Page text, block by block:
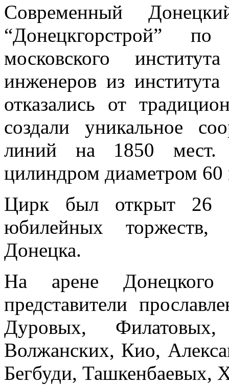
Современный
“Донецкгорстрой”
московского
инженеров из
отказались от
создали уникальное
линий на 1850 мест.
цилиндром диаметром 60
Цирк был открыт 26
юбилейных
Донецка.
На арене
представители
Дуровых,
Волжанских, Кио,
Бегбуди, Ташкенбаевых,